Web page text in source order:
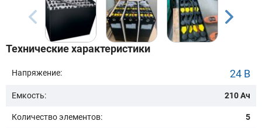
Модель:
Сначала выберите бренд
Очистить подбор
Технические характеристики
Напряжение: 24 В
Емкость: 210 Ач
Количество элементов: 5